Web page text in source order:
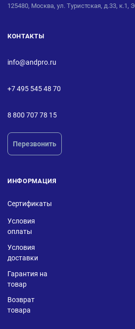
125480, Москва, ул. Туристская, д.33, к.1,
КОНТАКТЫ
info@andpro.ru
+7 495 545 48 70
8 800 707 78 15
Перезвонить
ИНФОРМАЦИЯ
Сертификаты
Условия
оплаты
Условия
доставки
Гарантия на
товар
Возврат
товара